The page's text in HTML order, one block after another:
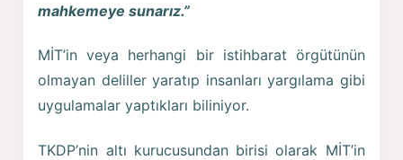
mahkemeye sunarız.”
MİT’in veya herhangi bir istihbarat örgütünün
olmayan deliller yaratıp insanları yargılama gibi
uygulamalar yaptıkları biliniyor.
TKDP’nin altı kurucusundan birisi olarak MİT’in